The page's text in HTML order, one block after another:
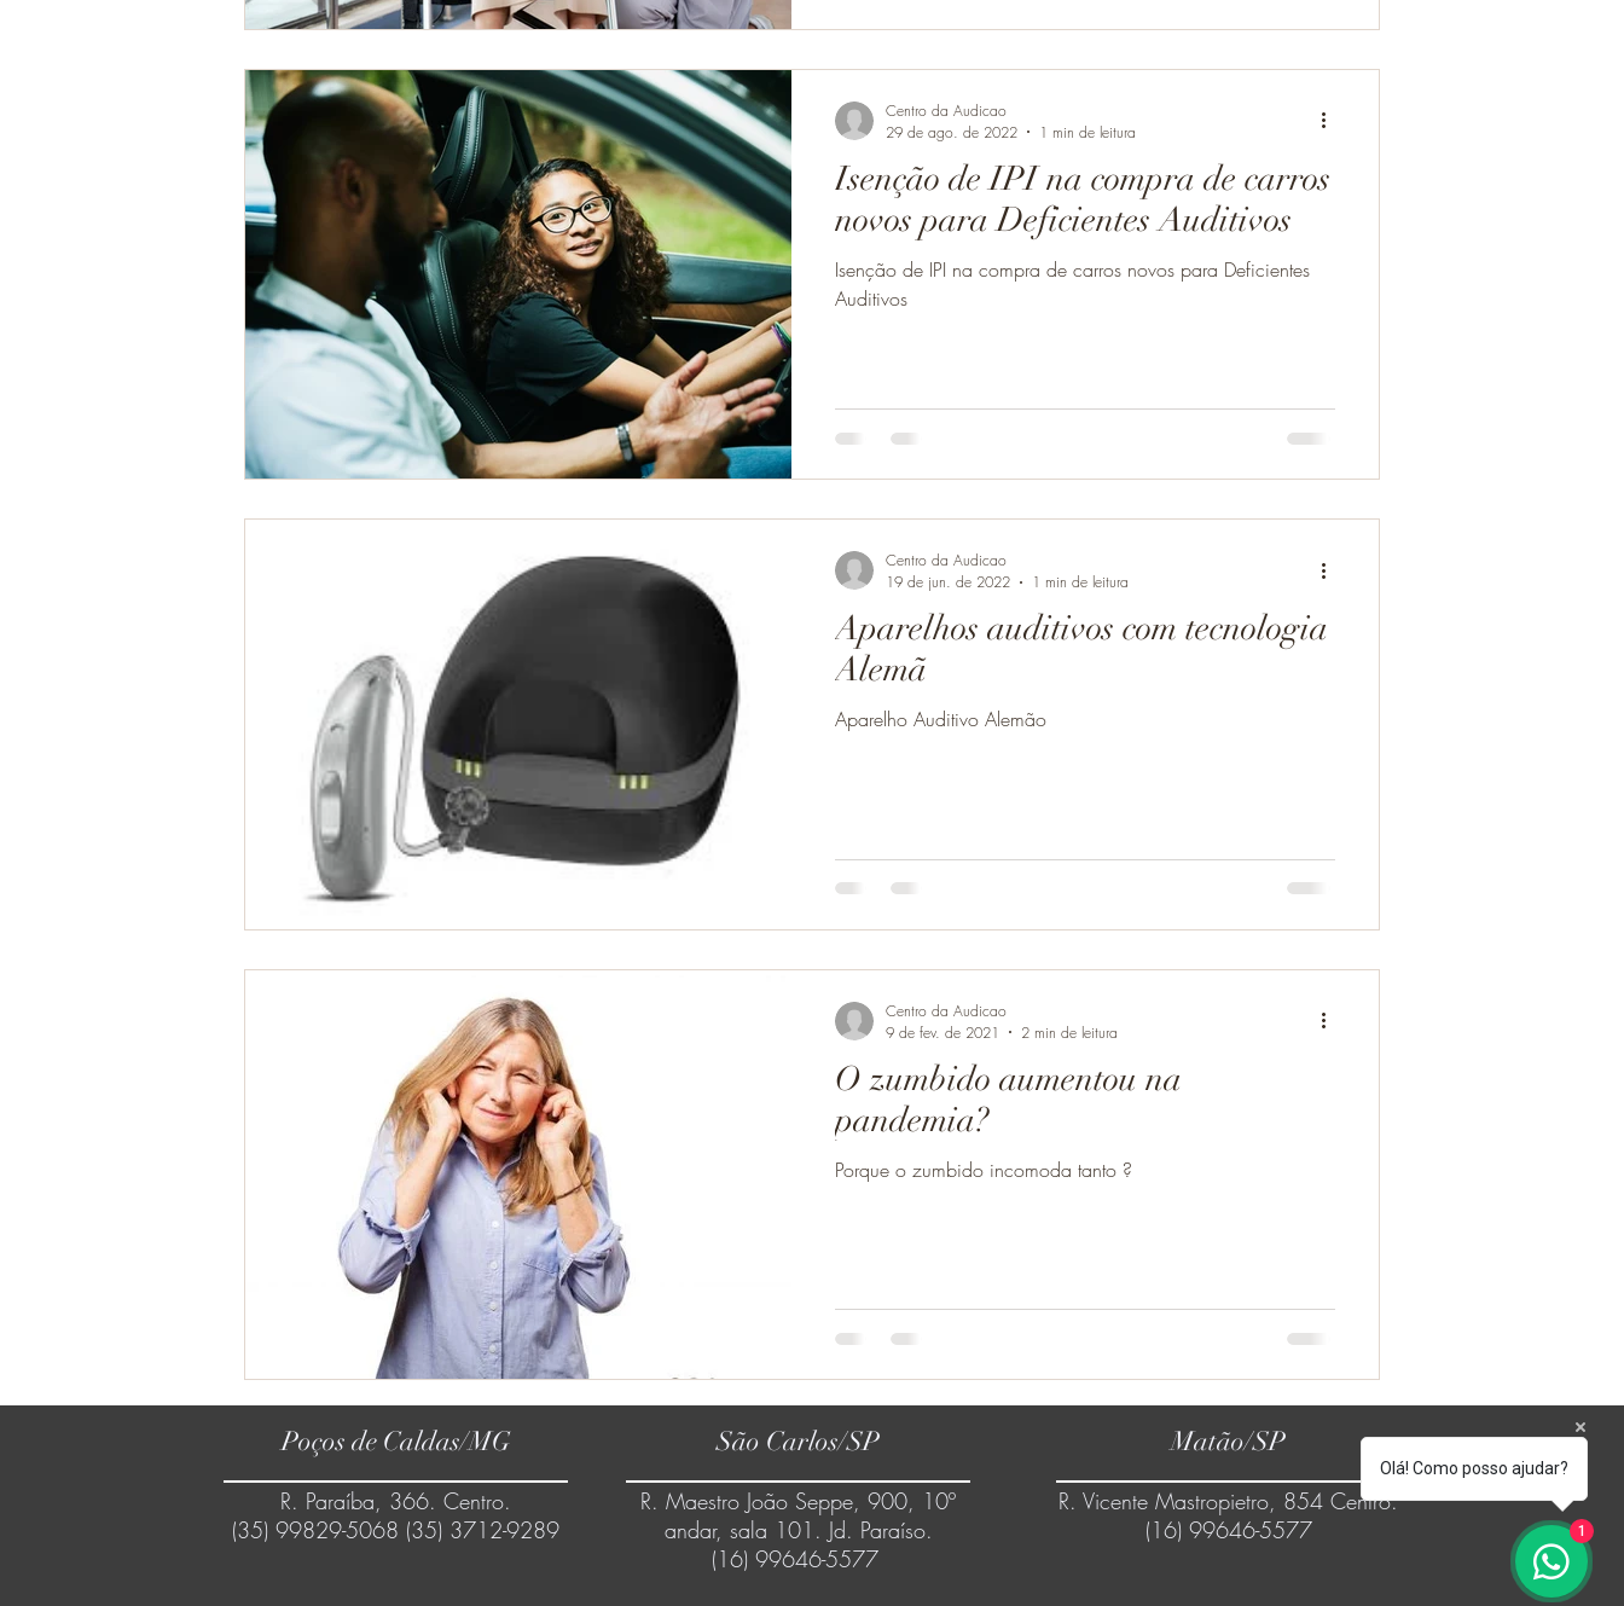
Isenção de IPI na compra de carros
novos para Deficientes Auditivos
Isenção de IPI na compra de carros novos para Deficientes
Auditivos
Centro da Audicao
29 de ago. de 2022
1 min de leitura
Aparelhos auditivos com tecnologia
Alemã
Aparelho Auditivo Alemão
Centro da Audicao
19 de jun. de 2022
1 min de leitura
O zumbido aumentou na
pandemia?
Porque o zumbido incomoda tanto ?
Centro da Audicao
9 de fev. de 2021
2 min de leitura
Poços de Caldas/MG
R. Paraíba, 366. Centro.
(35) 99829-5068 (35) 3712-9289
São Carlos/SP
R. Maestro João Seppe, 900, 10º
andar, sala 101. Jd. Paraíso.
(16) 99646-5577
Matão/SP
R. Vicente Mastropietro, 854 Centro.
(16) 99646-5577
Olá! Como posso ajudar?
1